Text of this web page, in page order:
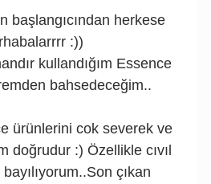
başlangıcından herkese
:))
kullandığım Essence
bahsedeceğim..
ürünlerini cok severek ve
doğrudur :) Özellikle cıvıl
çıkan